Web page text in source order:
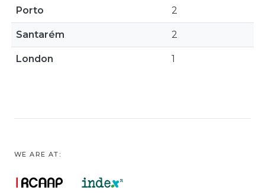
Porto 2
Santarém 2
London 1
WE ARE AT: